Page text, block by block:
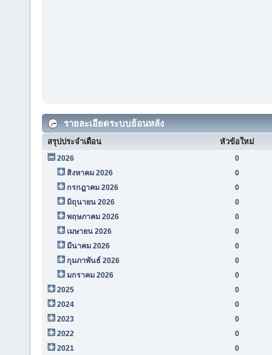
รายละเอียดระบบย้อนหลัง
สรุปประจำเดือน หัวข้อใหม่
2026
0
สิงหาคม 2026
0
กรกฎาคม 2026
0
มิถุนายน 2026
0
พฤษภาคม 2026
0
เมษายน 2026
0
มีนาคม 2026
0
กุมภาพันธ์ 2026
0
มกราคม 2026
0
2025
0
2024
0
2023
0
2022
0
2021
0